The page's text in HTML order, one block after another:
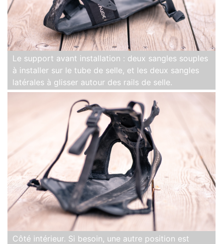
Le support avant installation : deux sangles souples
à installer sur le tube de selle, et les deux sangles
latérales à glisser autour des rails de selle.
Côté intérieur. Si besoin, une autre position est